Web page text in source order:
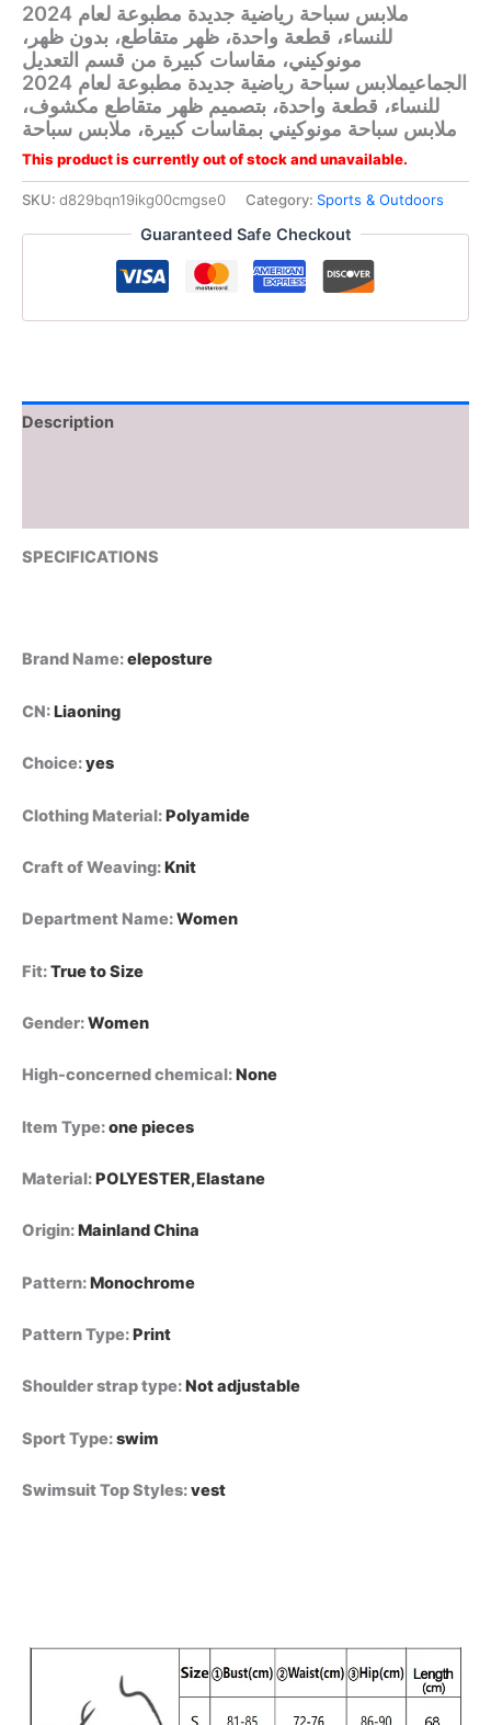
ملابس سباحة رياضية جديدة مطبوعة لعام 2024
للنساء، قطعة واحدة، ظهر متقاطع، بدون ظهر،
مونوكيني، مقاسات كبيرة من قسم التعديل
الجماعيملابس سباحة رياضية جديدة مطبوعة لعام 2024
للنساء، قطعة واحدة، بتصميم ظهر متقاطع مكشوف،
ملابس سباحة مونوكيني بمقاسات كبيرة، ملابس سباحة
This product is currently out of stock and unavailable.
SKU: d829bqn19ikg00cmgse0 Category: Sports & Outdoors
Guaranteed Safe Checkout
Description
SPECIFICATIONS
Brand Name:eleposture
CN:Liaoning
Choice:yes
Clothing Material:Polyamide
Craft of Weaving:Knit
Department Name:Women
Fit:True to Size
Gender:Women
High-concerned chemical:None
Item Type:one pieces
Material:POLYESTER,Elastane
Origin:Mainland China
Pattern:Monochrome
Pattern Type:Print
Shoulder strap type:Not adjustable
Sport Type:swim
Swimsuit Top Styles:vest